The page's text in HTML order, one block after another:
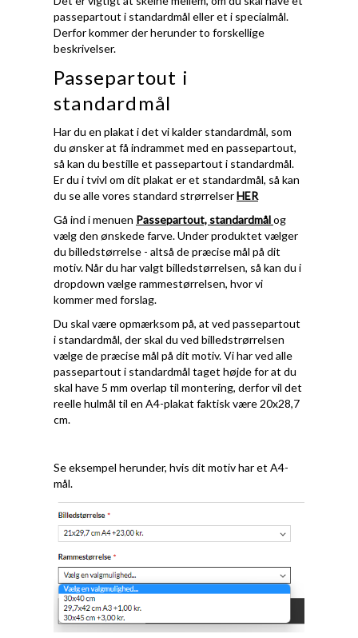
passepartout i standardmål eller et i specialmål.
Derfor kommer der herunder to forskellige
beskrivelser.
Passepartout i
standardmål
Har du en plakat i det vi kalder standardmål, som
du ønsker at få indrammet med en passepartout,
så kan du bestille et passepartout i standardmål.
Er du i tvivl om dit plakat er et standardmål, så kan
du se alle vores standard strørrelserHER
Gå ind i menuen Passepartout, standardmålog
vælg den ønskede farve. Under produktet vælger
du billedstørrelse - altså de præcise mål på dit
motiv. Når du har valgt billedstørrelsen, så kan du i
dropdown vælge rammestørrelsen, hvor vi
kommer med forslag.
Du skal være opmærksom på, at ved passepartout
i standardmål, der skal du ved billedstrørrelsen
vælge de præcise mål på dit motiv. Vi har ved alle
passepartout i standardmål taget højde for at du
skal have 5 mm overlap til montering, derfor vil det
reelle hulmål til en A4-plakat faktisk være 20x28,7
cm.
Se eksempel herunder, hvis dit motiv har et A4-
mål.